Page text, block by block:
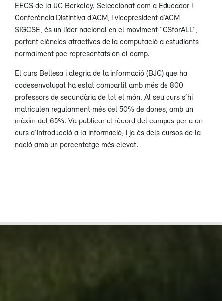
EECS de la UC Berkeley. Seleccionat com a Educador i
Conferència Distintiva d’ACM, i vicepresident d’ACM
SIGCSE, és un líder nacional en el moviment “CSforALL”,
portant ciències atractives de la computació a estudiants
normalment poc representats en el camp.
El curs Bellesa i alegria de la informació (BJC) que ha
codesenvolupat ha estat compartit amb més de 800
professors de secundària de tot el món. Al seu curs s’hi
matriculen regularment més del 50% de dones, amb un
màxim del 65%. Va publicar el rècord del campus per a un
curs d’introducció a la informació, i ja és dels cursos de la
nació amb un percentatge més elevat.